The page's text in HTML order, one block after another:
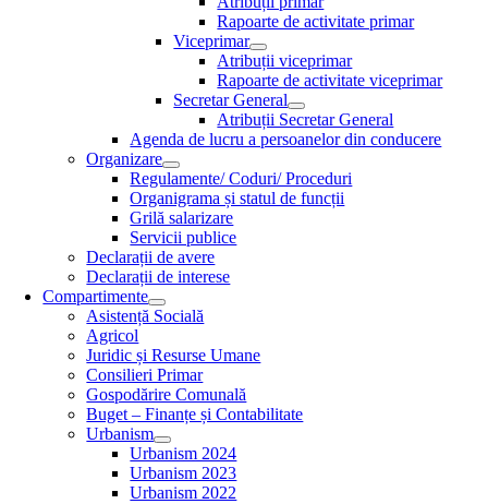
Rapoarte de activitate primar
Viceprimar
Atribuții viceprimar
Rapoarte de activitate viceprimar
Secretar General
Atribuții Secretar General
Agenda de lucru a persoanelor din conducere
Organizare
Regulamente/ Coduri/ Proceduri
Organigrama și statul de funcții
Grilă salarizare
Servicii publice
Declarații de avere
Declarații de interese
Compartimente
Asistență Socială
Agricol
Juridic și Resurse Umane
Consilieri Primar
Gospodărire Comunală
Buget – Finanțe și Contabilitate
Urbanism
Urbanism 2024
Urbanism 2023
Urbanism 2022